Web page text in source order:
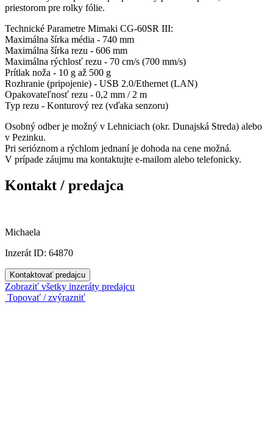
priestorom pre rolky fólie.
Technické Parametre Mimaki CG-60SR III:
Maximálna šírka média - 740 mm
Maximálna šírka rezu - 606 mm
Maximálna rýchlosť rezu - 70 cm/s (700 mm/s)
Prítlak noža - 10 g až 500 g
Rozhranie (pripojenie) - USB 2.0/Ethernet (LAN)
Opakovateľnosť rezu - 0,2 mm / 2 m
Typ rezu - Konturový rez (vďaka senzoru)
Osobný odber je možný v Lehniciach (okr. Dunajská Streda) alebo
v Pezinku.
Pri serióznom a rýchlom jednaní je dohoda na cene možná.
V prípade záujmu ma kontaktujte e-mailom alebo telefonicky.
Kontakt / predajca
Michaela
Inzerát ID: 64870
Kontaktovať predajcu
Zobraziť všetky inzeráty predajcu
Topovať / zvýrazniť